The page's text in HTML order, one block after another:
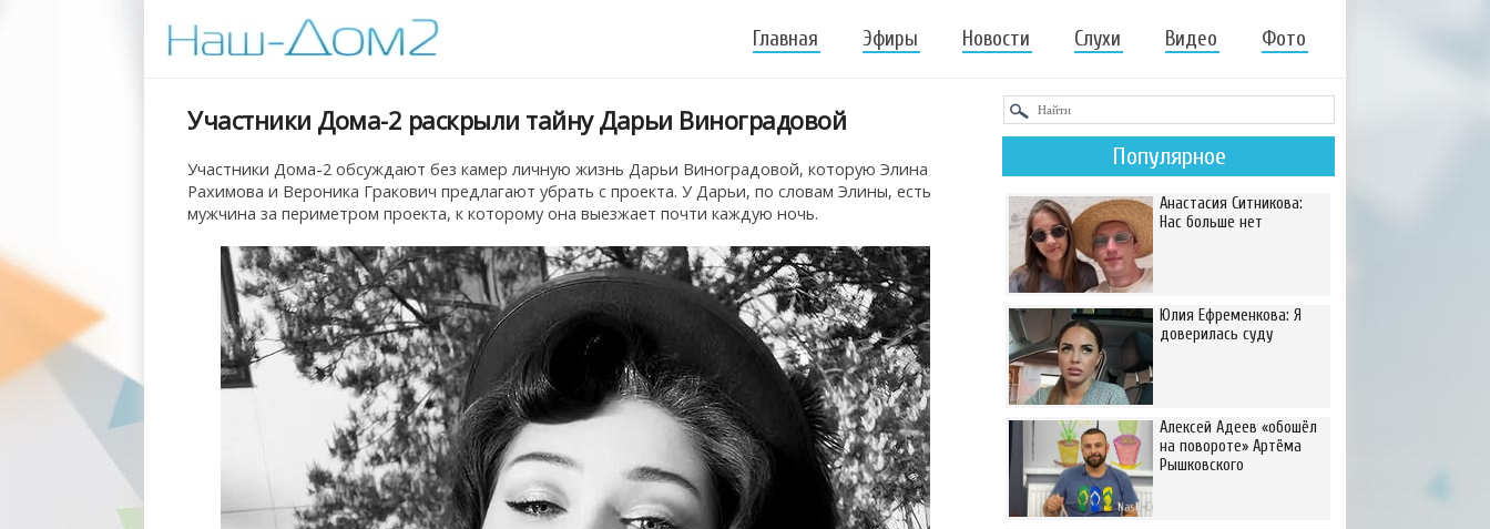
Главная Эфиры Новости Слухи Видео Фото
Участники Дома-2 раскрыли тайну Дарьи Виноградовой
Участники Дома-2 обсуждают без камер личную жизнь Дарьи Виноградовой, которую Элина
Рахимова и Вероника Гракович предлагают убрать с проекта. У Дарьи, по словам Элины, есть
мужчина за периметром проекта, к которому она выезжает почти каждую ночь.
Популярное
Анастасия Ситникова:
Нас больше нет
Юлия Ефременкова: Я
доверилась суду
Алексей Адеев «обошёл
на повороте» Артёма
Рышковского